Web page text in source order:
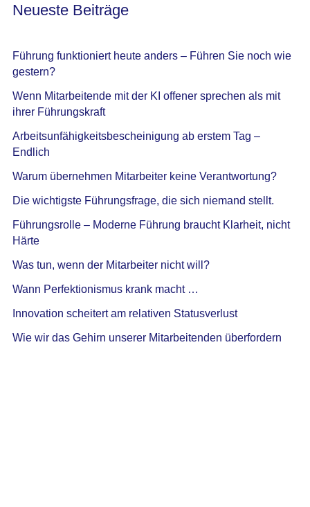
Neueste Beiträge
Führung funktioniert heute anders – Führen Sie noch wie
gestern?
Wenn Mitarbeitende mit der KI offener sprechen als mit
ihrer Führungskraft
Arbeitsunfähigkeitsbescheinigung ab erstem Tag –
Endlich
Warum übernehmen Mitarbeiter keine Verantwortung?
Die wichtigste Führungsfrage, die sich niemand stellt.
Führungsrolle – Moderne Führung braucht Klarheit, nicht
Härte
Was tun, wenn der Mitarbeiter nicht will?
Wann Perfektionismus krank macht …
Innovation scheitert am relativen Statusverlust
Wie wir das Gehirn unserer Mitarbeitenden überfordern